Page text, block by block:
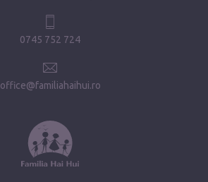
0745 752 724
office@familiahaihui.ro